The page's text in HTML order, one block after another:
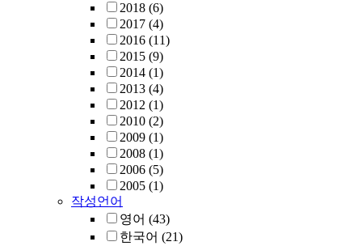
2018 (6)
2017 (4)
2016 (11)
2015 (9)
2014 (1)
2013 (4)
2012 (1)
2010 (2)
2009 (1)
2008 (1)
2006 (5)
2005 (1)
작성언어
영어 (43)
한국어 (21)